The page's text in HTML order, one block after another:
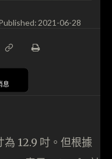
2021-06-28
息
12.9 吋。但根據